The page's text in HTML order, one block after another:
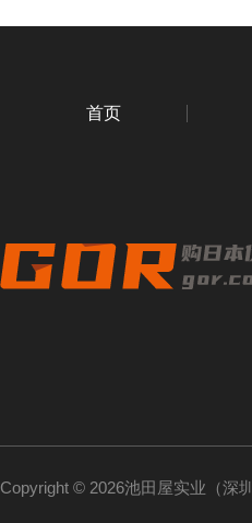
首页
Copyright © 2026池田屋实业（